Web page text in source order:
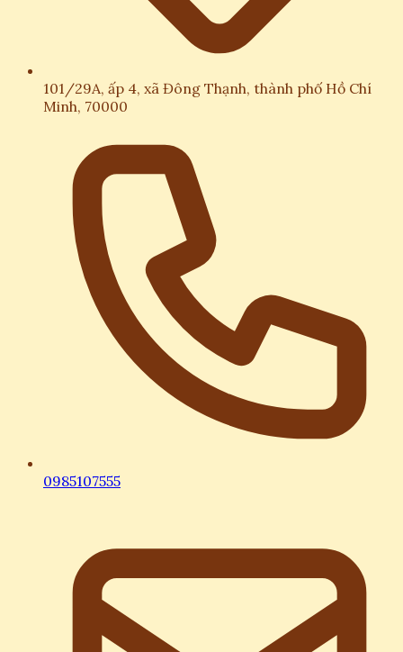
101/29A, ấp 4, xã Đông Thạnh, thành phố Hồ Chí
Minh, 70000
0985107555